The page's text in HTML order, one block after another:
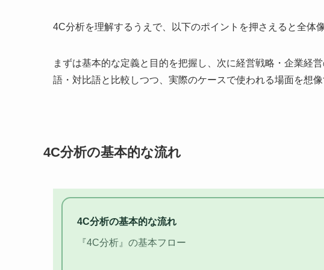
4C分析を理解するうえで、以下のポイントを押さえると全体
まずは基本的な定義と目的を把握し、次に経営戦略・企業経
語・対比語と比較しつつ、実際のケースで使われる場面を想像
4C分析の基本的な流れ
4C分析の基本的な流れ
『4C分析』の基本フロー